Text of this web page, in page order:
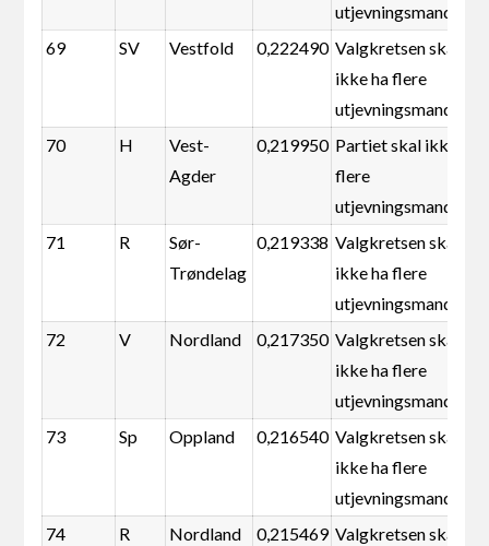
utjevningsmandater
69
SV Vestfold 0,222490 Valgkretsen skal
ikke ha flere
utjevningsmandater
70
H
Vest-
Agder
0,219950 Partiet skal ikke ha
flere
utjevningsmandater
71
R
Sør-
Trøndelag
0,219338 Valgkretsen skal
ikke ha flere
utjevningsmandater
72
V Nordland 0,217350 Valgkretsen skal
ikke ha flere
utjevningsmandater
73
Sp Oppland 0,216540 Valgkretsen skal
ikke ha flere
utjevningsmandater
74
R Nordland 0,215469 Valgkretsen skal